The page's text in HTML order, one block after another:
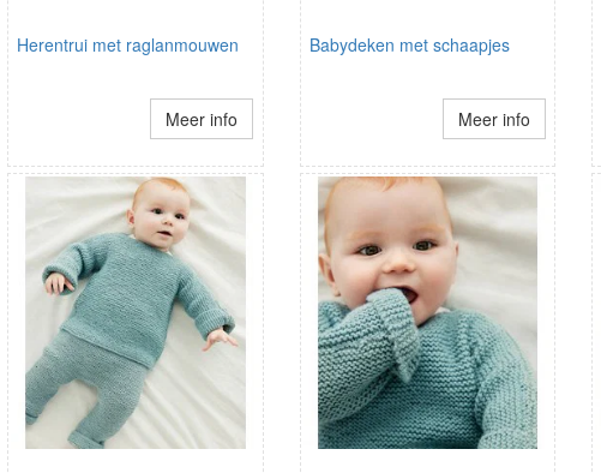
Herentrui met raglanmouwen
Meer info
Babydeken met schaapjes
Meer info